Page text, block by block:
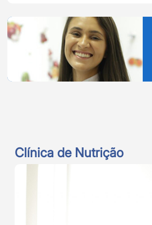
Clínica de Nutrição